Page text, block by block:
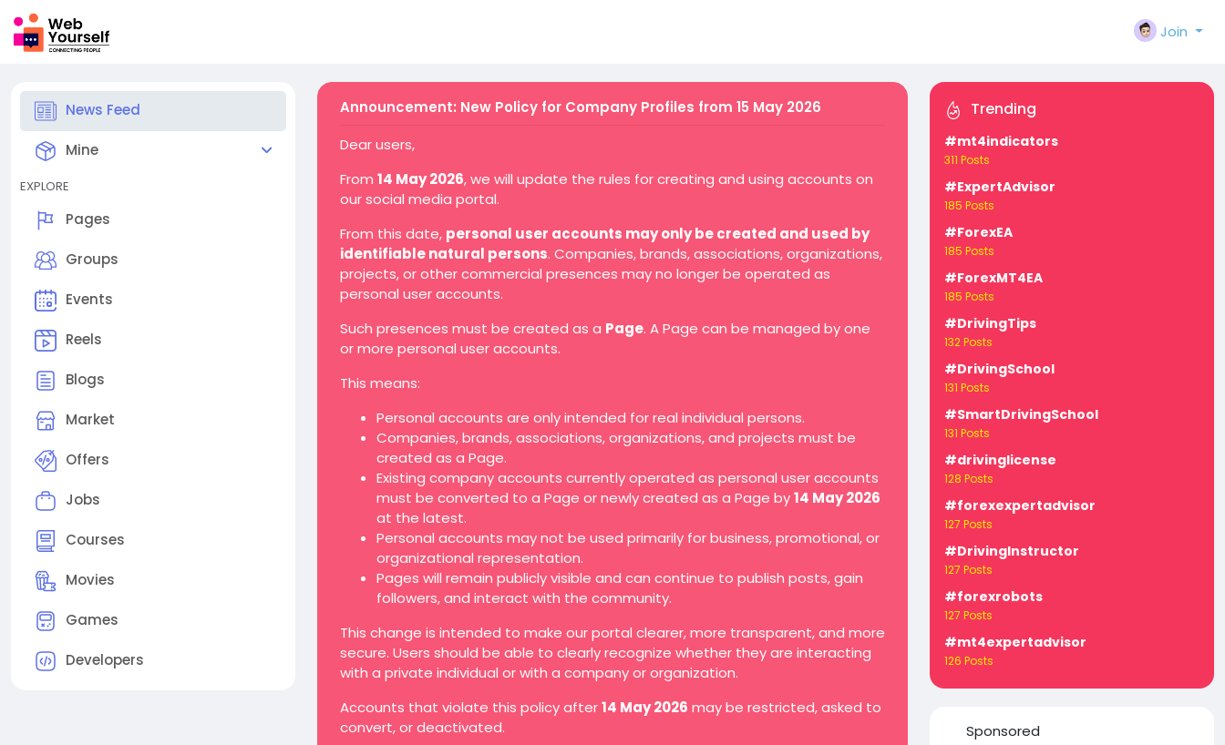
Join
News Feed
Mine
EXPLORE
Pages
Groups
Events
Reels
Blogs
Market
Offers
Jobs
Courses
Movies
Games
Developers
Announcement: New Policy for Company Profiles from 15 May 2026
Dear users,
From 14 May 2026, we will update the rules for creating and using accounts on
our social media portal.
From this date, personal user accounts may only be created and used by
identifiable natural persons. Companies, brands, associations, organizations,
projects, or other commercial presences may no longer be operated as
personal user accounts.
Such presences must be created as a Page. A Page can be managed by one
or more personal user accounts.
This means:
Personal accounts are only intended for real individual persons.
Companies, brands, associations, organizations, and projects must be
created as a Page.
Existing company accounts currently operated as personal user accounts
must be converted to a Page or newly created as a Page by14 May 2026
at the latest.
Personal accounts may not be used primarily for business, promotional, or
organizational representation.
Pages will remain publicly visible and can continue to publish posts, gain
followers, and interact with the community.
This change is intended to make our portal clearer, more transparent, and more
secure. Users should be able to clearly recognize whether they are interacting
with a private individual or with a company or organization.
Accounts that violate this policy after14 May 2026 may be restricted, asked to
convert, or deactivated.
Trending
#mt4indicators
311 Posts
#ExpertAdvisor
185 Posts
#ForexEA
185 Posts
#ForexMT4EA
185 Posts
#DrivingTips
132 Posts
#DrivingSchool
131 Posts
#SmartDrivingSchool
131 Posts
#drivinglicense
128 Posts
#forexexpertadvisor
127 Posts
#DrivingInstructor
127 Posts
#forexrobots
127 Posts
#mt4expertadvisor
126 Posts
Sponsored